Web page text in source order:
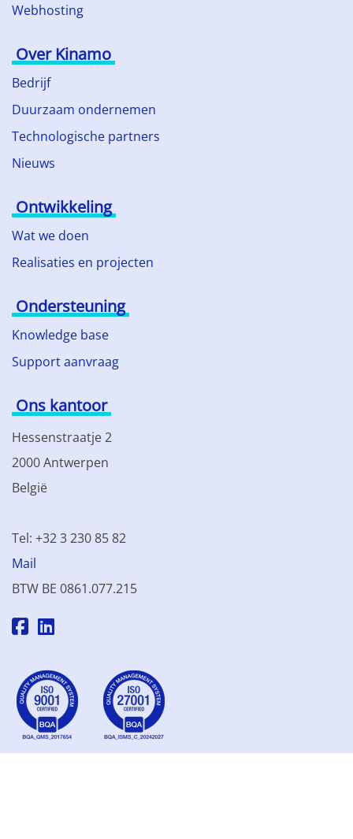
Webhosting
Over Kinamo
Bedrijf
Duurzaam ondernemen
Technologische partners
Nieuws
Ontwikkeling
Wat we doen
Realisaties en projecten
Ondersteuning
Knowledge base
Support aanvraag
Ons kantoor
Hessenstraatje 2
2000 Antwerpen
België
Tel: +32 3 230 85 82
Mail
BTW BE 0861.077.215